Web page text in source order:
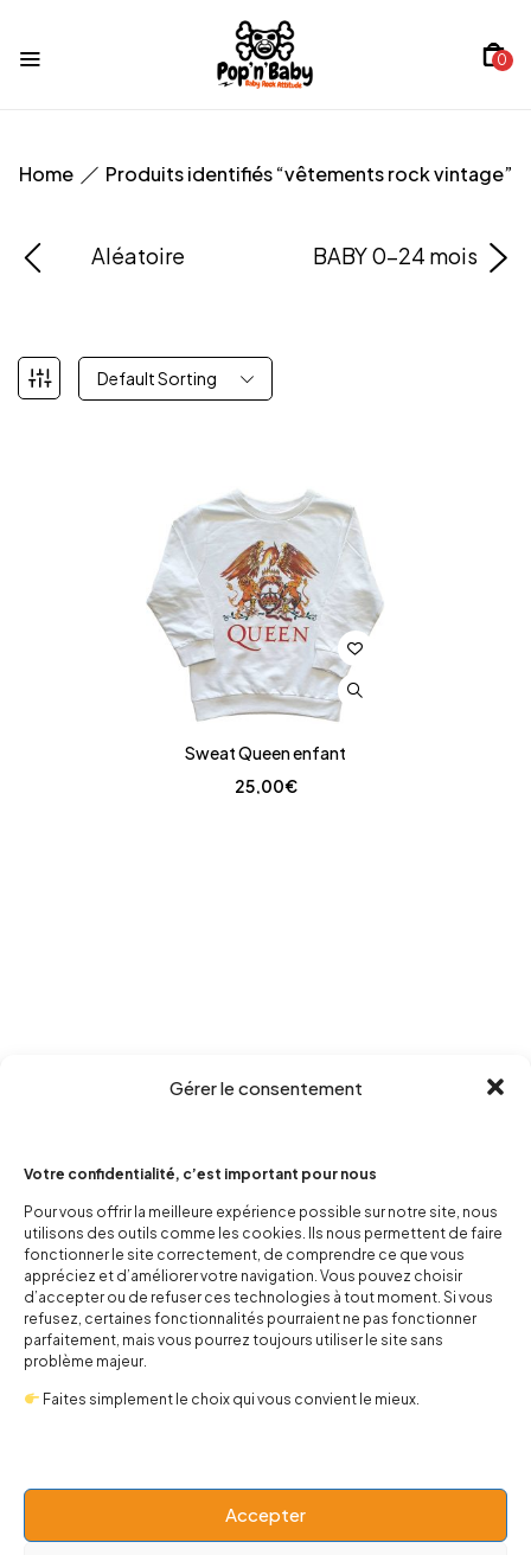
Gérer le consentement
Votre confidentialité, c’est important pour nous
Pour vous offrir la meilleure expérience possible sur notre site, nous
utilisons des outils comme les cookies. Ils nous permettent de faire
fonctionner le site correctement, de comprendre ce que vous
appréciez et d’améliorer votre navigation. Vous pouvez choisir
d’accepter ou de refuser ces technologies à tout moment. Si vous
refusez, certaines fonctionnalités pourraient ne pas fonctionner
parfaitement, mais vous pourrez toujours utiliser le site sans
problème majeur.
Faites simplement le choix qui vous convient le mieux.
Accepter
0
Home Produits identifiés “vêtements rock vintage”
Aléatoire BABY 0-24 mois
Default Sorting
Sweat Queen enfant
25,00€
contact@popnbaby.com
+33 01 64 62 14 89
Follow us